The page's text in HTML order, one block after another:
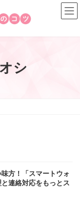
シ
方！「スマートウォ
連絡対応をもっとス